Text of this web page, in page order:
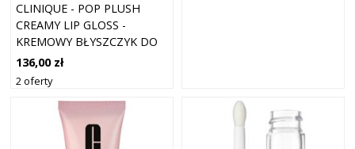
CLINIQUE - POP PLUSH
CREAMY LIP GLOSS -
KREMOWY BŁYSZCZYK DO
UST - CLINIQUE POP LIP
GLOSS SUNRISE - DLA
KOBIET
136,00 zł
2 oferty